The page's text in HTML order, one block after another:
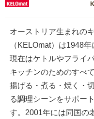
オーストリア生まれの
（KELOmat）は1948
現在はケトルやフライ
キッチンのためのすべ
揚げる・煮る・焼く・
る調理シーンをサポー
す。2001年には同国の